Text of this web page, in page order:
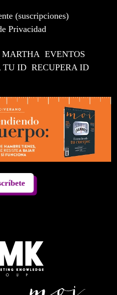
(suscripciones)
Privacidad
MARTHA EVENTOS
TU ID RECUPERA ID